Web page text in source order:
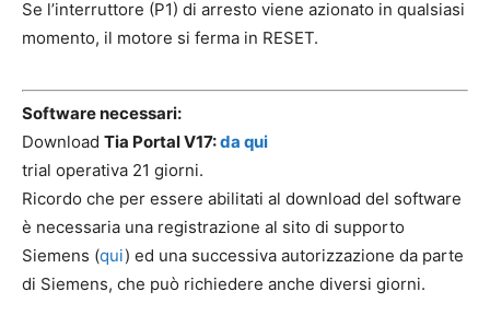
Se l’interruttore (P1) di arresto viene azionato in qualsiasi
momento, il motore si ferma in RESET.
Software necessari:
Download Tia Portal V17:da qui
trial operativa 21 giorni.
Ricordo che per essere abilitati al download del software
è necessaria una registrazione al sito di supporto
Siemens (qui) ed una successiva autorizzazione da parte
di Siemens, che può richiedere anche diversi giorni.